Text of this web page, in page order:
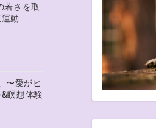
若さを取
動
〜愛がヒ
瞑想体験